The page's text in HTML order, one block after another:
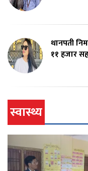
थानपती
११ हजार
स्वास्थ्य